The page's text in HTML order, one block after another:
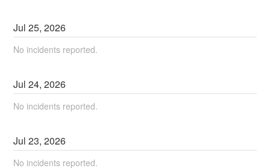
Jul25,2026
No incidents reported.
Jul24,2026
No incidents reported.
Jul23,2026
No incidents reported.